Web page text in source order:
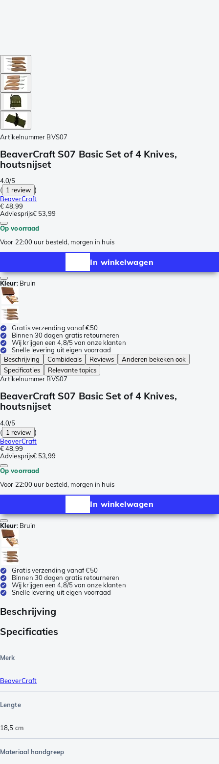
Artikelnummer BVS07
BeaverCraft S07 Basic Set of 4 Knives,
houtsnijset
4.0/5
( 1 review )
BeaverCraft
€ 48,99
Adviesprijs€ 53,99
Op voorraad
Voor 22:00 uur besteld, morgen in huis
In winkelwagen
Kleur: Bruin
Gratis verzending vanaf €50
Binnen 30 dagen gratis retourneren
Wij krijgen een 4,8/5 van onze klanten
Snelle levering uit eigen voorraad
Beschrijving
Combideals Reviews
Anderen bekeken ook
Specificaties
Relevante topics
Artikelnummer BVS07
BeaverCraft S07 Basic Set of 4 Knives,
houtsnijset
4.0/5
( 1 review )
BeaverCraft
€ 48,99
Adviesprijs€ 53,99
Op voorraad
Voor 22:00 uur besteld, morgen in huis
In winkelwagen
Kleur: Bruin
Gratis verzending vanaf €50
Binnen 30 dagen gratis retourneren
Wij krijgen een 4,8/5 van onze klanten
Snelle levering uit eigen voorraad
Beschrijving
Specificaties
Merk
BeaverCraft
Lengte
18,5 cm
Materiaal handgreep